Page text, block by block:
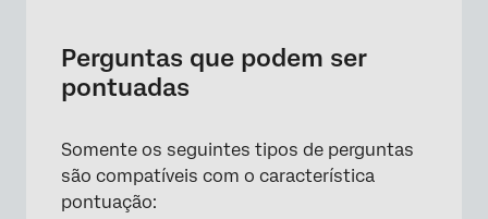
Perguntas que podem ser
pontuadas
Somente os seguintes tipos de perguntas
são compatíveis com o característica
pontuação: